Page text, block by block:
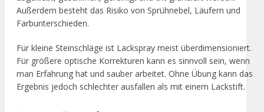
Außerdem besteht das Risiko von Sprühnebel, Läufern und
Farbunterschieden.
Für kleine Steinschläge ist Lackspray meist überdimensioniert.
Für größere optische Korrekturen kann es sinnvoll sein, wenn
man Erfahrung hat und sauber arbeitet. Ohne Übung kann das
Ergebnis jedoch schlechter ausfallen als mit einem Lackstift.